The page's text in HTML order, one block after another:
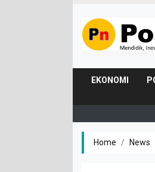
EKONOMI
Home News